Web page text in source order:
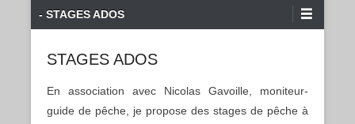
Menu principal
Aller au contenu
- STAGES ADOS
STAGES ADOS
En association avec Nicolas Gavoille, moniteur-
guide de pêche, je propose des stages de pêche à